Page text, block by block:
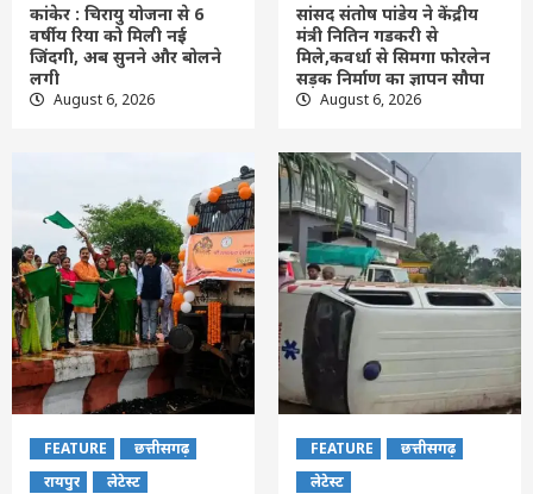
कांकेर : चिरायु योजना से 6
वर्षीय रिया को मिली नई
जिंदगी, अब सुनने और बोलने
लगी
August 6, 2026
सांसद संतोष पांडेय ने केंद्रीय
मंत्री नितिन गडकरी से
मिले,कवर्धा से सिमगा फोरलेन
सड़क निर्माण का ज्ञापन सौपा
August 6, 2026
FEATURE
छत्तीसगढ़
रायपुर
लेटेस्ट
FEATURE
छत्तीसगढ़
लेटेस्ट